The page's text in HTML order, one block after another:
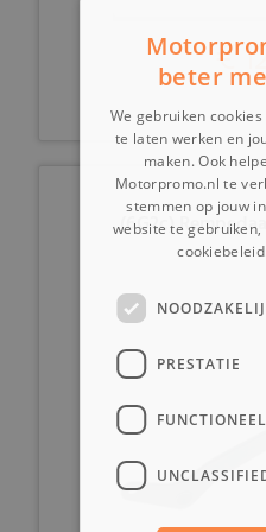
€
(6G2c)
beter
We gebruiken
te laten werken en
maken. Ook
Motorpromo.nl te
stemmen op jouw
website te
PRESTATIE
FUNCTIONEEL